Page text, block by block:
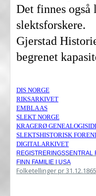
Det finnes
slektsforskere.
Gjerstad
begrenet
DIS NORGE
RIKSARKIVET
EMBLA AS
SLEKT NORGE
KRAGERØ
SLEKTSHISTORISK
DIGITALARKIVET
REGISTRERINGSSENTRAL
FINN FAMILIE I USA
Folketellinger pr